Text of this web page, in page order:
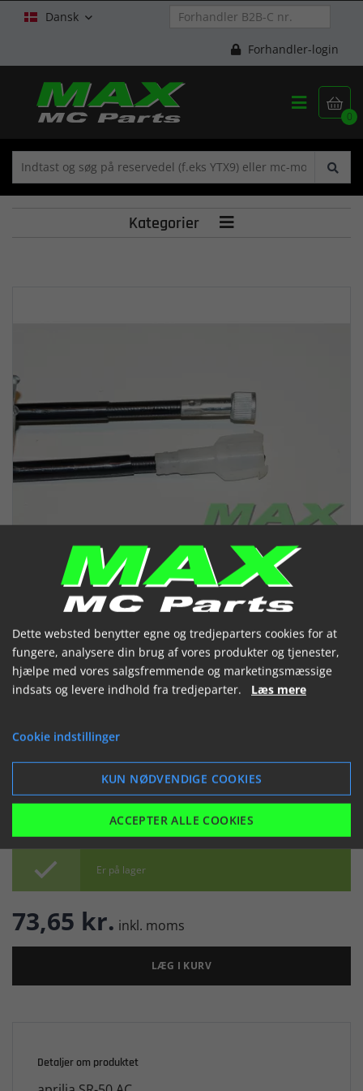
Dansk 
Forhandler-login

0

Kategorier 
Speedometerkabel APRILIA SR50
AC 97-99
(044421)
 Er på lager
73,65 kr. inkl. moms
LÆG I KURV
Detaljer om produktet
Dette websted benytter egne og tredjeparters cookies for at
fungere, analysere din brug af vores produkter og tjenester,
hjælpe med vores salgsfremmende og marketingsmæssige
indsats og levere indhold fra tredjeparter. Læs mere
Cookie indstillinger
KUN NØDVENDIGE COOKIES
ACCEPTER ALLE COOKIES